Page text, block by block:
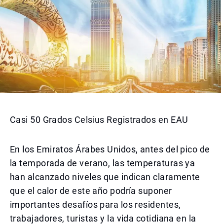
Casi 50 Grados Celsius Registrados en EAU
En los Emiratos Árabes Unidos, antes del pico de
la temporada de verano, las temperaturas ya
han alcanzado niveles que indican claramente
que el calor de este año podría suponer
importantes desafíos para los residentes,
trabajadores, turistas y la vida cotidiana en la